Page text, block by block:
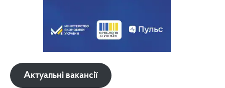
Актуальні вакансії